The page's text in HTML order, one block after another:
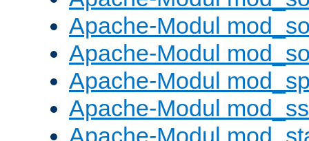
Apache-Modul
Apache-Modul
Apache-Modul
Apache-Modul
Apache-Modul